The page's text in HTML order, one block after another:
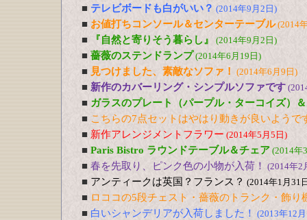
■ テレビボードも白がいい？ (2014年9月2日)
■ お値打ちコンソール＆センターテーブル(2014
■ 『自然と寄りそう暮らし』 (2014年9月2日)
■ 薔薇のステンドランプ (2014年6月19日)
■ 見つけました、素敵なソファ！ (2014年6月9日)
■ 新作のカバーリング・シンプルソファです
■ ガラスのプレート（パープル・ターコイズ）
■ こちらの7点セットはやはり動きが良いようで
■ 新作アレンジメントフラワー (2014年5月5日)
■ Paris Bistro ラウンドテーブル＆チェア (2014年
■ 春を先取り、ピンク色の小物が入荷！ (2014年2
■ アンティークは英国？フランス？ (2014年1月31
■ ロココの5段チェスト・薔薇のトランク・飾り
■ 白いシャンデリアが入荷しました！ (2013年12